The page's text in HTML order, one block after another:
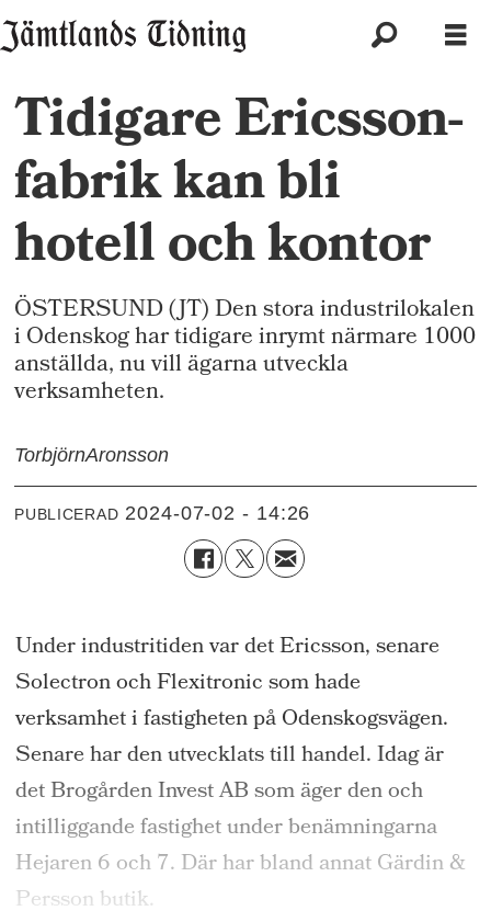
Tidigare Ericsson-
fabrik kan bli
hotell och kontor
ÖSTERSUND (JT) Den stora industrilokalen
i Odenskog har tidigare inrymt närmare 1000
anställda, nu vill ägarna utveckla
verksamheten.
TorbjörnAronsson
PUBLICERAD 2024-07-02 - 14:26
Under industritiden var det Ericsson, senare
Solectron och Flexitronic som hade
verksamhet i fastigheten på Odenskogsvägen.
Senare har den utvecklats till handel. Idag är
det Brogården Invest AB som äger den och
intilliggande fastighet under benämningarna
Hejaren 6 och 7. Där har bland annat Gärdin &
Persson butik.